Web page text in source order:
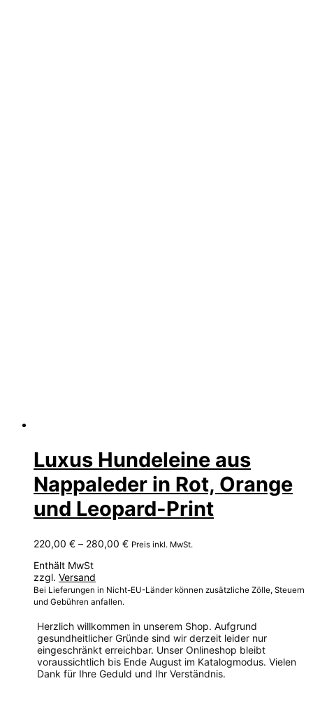
Luxus Hundeleine aus
Nappaleder in Rot, Orange
und Leopard-Print
220,00 € – 280,00 €Preisspanne:
Preis inkl. MwSt.
Enthält MwSt
zzgl. Versand
Bei Lieferungen in Nicht-EU-Länder können zusätzliche Zölle, Steuern
und Gebühren anfallen.
Herzlich willkommen in unserem Shop. Aufgrund
gesundheitlicher Gründe sind wir derzeit leider nur
eingeschränkt erreichbar. Unser Onlineshop bleibt
voraussichtlich bis Ende August im Katalogmodus. Vielen
Dank für Ihre Geduld und Ihr Verständnis.